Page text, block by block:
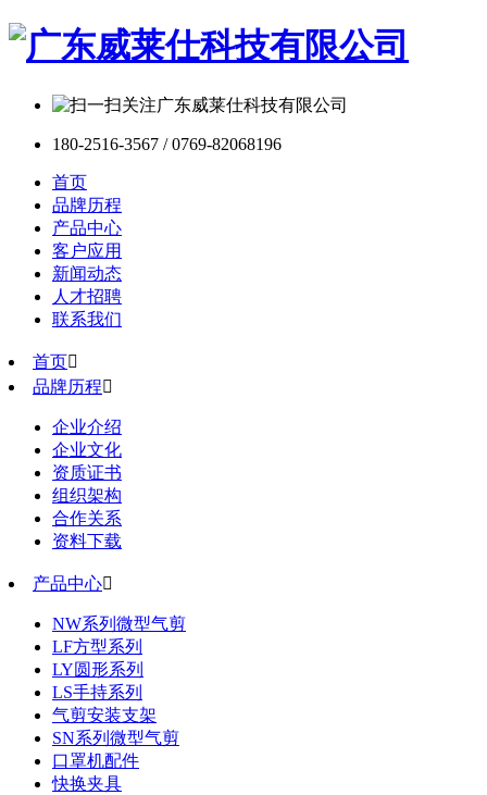
180-2516-3567 / 0769-82068196
首页
品牌历程
产品中心
客户应用
新闻动态
人才招聘
联系我们
首页
品牌历程
企业介绍
企业文化
资质证书
组织架构
合作关系
资料下载
产品中心
NW系列微型气剪
LF方型系列
LY圆形系列
LS手持系列
气剪安装支架
SN系列微型气剪
口罩机配件
快换夹具